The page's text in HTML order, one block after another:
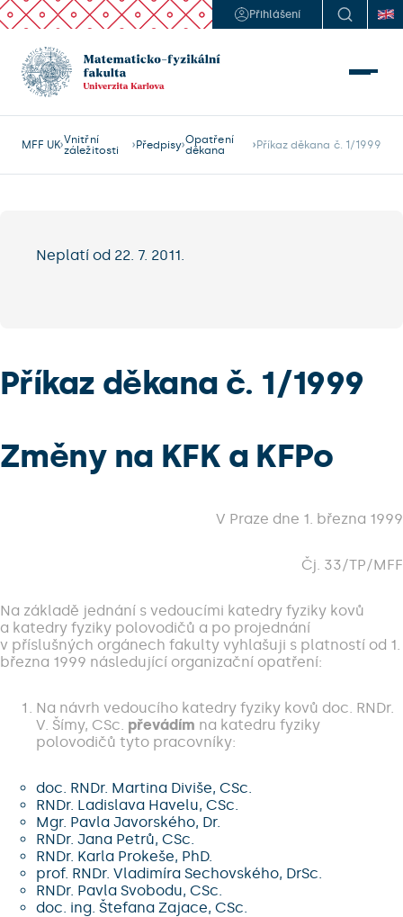
Přihlášení
MFF UK Vnitřní
záležitosti
Předpisy Opatření
děkana
Příkaz děkana č. 1/1999
Neplatí od 22. 7. 2011.
Příkaz děkana č. 1/1999
Změny na KFK a KFPo
V Praze dne 1. března 1999
Čj. 33/TP/MFF
Na základě jednání s vedoucími katedry fyziky kovů
a katedry fyziky polovodičů a po projednání
v příslušných orgánech fakulty vyhlašuji s platností od 1.
března 1999 následující organizační opatření:
Na návrh vedoucího katedry fyziky kovů doc. RNDr.
V. Šímy, CSc. převádím na katedru fyziky
polovodičů tyto pracovníky:
doc. RNDr. Martina Diviše, CSc.
RNDr. Ladislava Havelu, CSc.
Mgr. Pavla Javorského, Dr.
RNDr. Jana Petrů, CSc.
RNDr. Karla Prokeše, PhD.
prof. RNDr. Vladimíra Sechovského, DrSc.
RNDr. Pavla Svobodu, CSc.
doc. ing. Štefana Zajace, CSc.